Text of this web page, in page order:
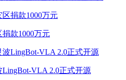
款1000万元
VLA 2.0正式开源